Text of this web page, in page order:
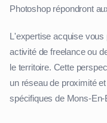
Photoshop répondront
L'expertise acquise
activité de freelance ou
le territoire. Cette
un réseau de proximité
spécifiques de Mons-